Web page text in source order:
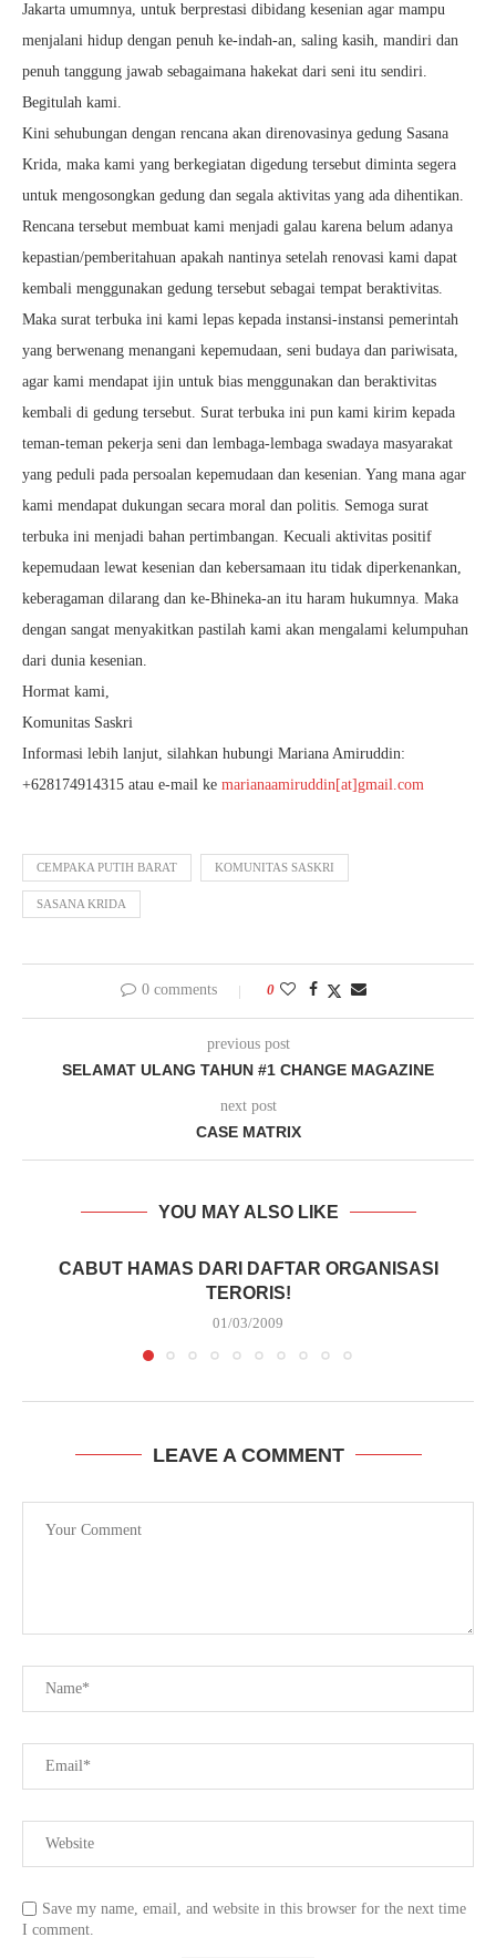
Jakarta umumnya, untuk berprestasi dibidang kesenian agar mampu
menjalani hidup dengan penuh ke-indah-an, saling kasih, mandiri dan
penuh tanggung jawab sebagaimana hakekat dari seni itu sendiri.
Begitulah kami.
Kini sehubungan dengan rencana akan direnovasinya gedung Sasana
Krida, maka kami yang berkegiatan digedung tersebut diminta segera
untuk mengosongkan gedung dan segala aktivitas yang ada dihentikan.
Rencana tersebut membuat kami menjadi galau karena belum adanya
kepastian/pemberitahuan apakah nantinya setelah renovasi kami dapat
kembali menggunakan gedung tersebut sebagai tempat beraktivitas.
Maka surat terbuka ini kami lepas kepada instansi-instansi pemerintah
yang berwenang menangani kepemudaan, seni budaya dan pariwisata,
agar kami mendapat ijin untuk bias menggunakan dan beraktivitas
kembali di gedung tersebut. Surat terbuka ini pun kami kirim kepada
teman-teman pekerja seni dan lembaga-lembaga swadaya masyarakat
yang peduli pada persoalan kepemudaan dan kesenian. Yang mana agar
kami mendapat dukungan secara moral dan politis. Semoga surat
terbuka ini menjadi bahan pertimbangan. Kecuali aktivitas positif
kepemudaan lewat kesenian dan kebersamaan itu tidak diperkenankan,
keberagaman dilarang dan ke-Bhineka-an itu haram hukumnya. Maka
dengan sangat menyakitkan pastilah kami akan mengalami kelumpuhan
dari dunia kesenian.
Hormat kami,
Komunitas Saskri
Informasi lebih lanjut, silahkan hubungi Mariana Amiruddin:
+628174914315 atau e-mail ke marianaamiruddin[at]gmail.com
CEMPAKA PUTIH BARAT KOMUNITAS SASKRI
SASANA KRIDA
0 comments 0
previous post
SELAMAT ULANG TAHUN #1 CHANGE MAGAZINE
next post
CASE MATRIX
YOU MAY ALSO LIKE
CABUT HAMAS DARI DAFTAR ORGANISASI
TERORIS!
01/03/2009
LEAVE A COMMENT
Save my name, email, and website in this browser for the next time
I comment.